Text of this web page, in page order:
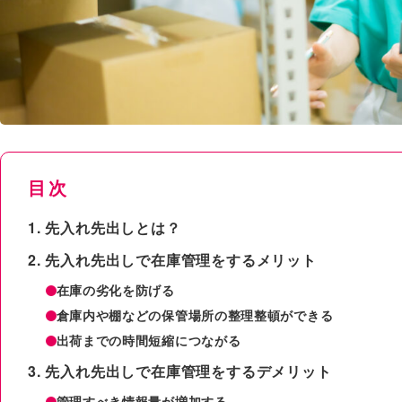
目次
先入れ先出しとは？
先入れ先出しで在庫管理をするメリット
在庫の劣化を防げる
倉庫内や棚などの保管場所の整理整頓ができる
出荷までの時間短縮につながる
先入れ先出しで在庫管理をするデメリット